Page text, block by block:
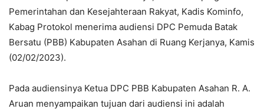
Pemerintahan dan Kesejahteraan Rakyat, Kadis Kominfo,
Kabag Protokol menerima audiensi DPC Pemuda Batak
Bersatu (PBB) Kabupaten Asahan di Ruang Kerjanya, Kamis
(02/02/2023).
Pada audiensinya Ketua DPC PBB Kabupaten Asahan R. A.
Aruan menyampaikan tujuan dari audiensi ini adalah